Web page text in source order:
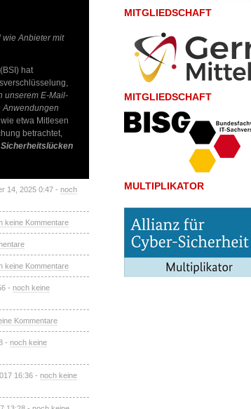
wie Anbieter mit
(BSI) hat
unserem E-Mail-
Anwendungen
etwa Mitlesen
betrachtet,
Sicherheitslücken
14, 2025 0:47 - noch
keine Kommentare
keine Kommentare
- noch keine
Kommentare
- noch keine
16:36 - noch keine
MITGLIEDSCHAFT
MITGLIEDSCHAFT
MULTIPLIKATOR